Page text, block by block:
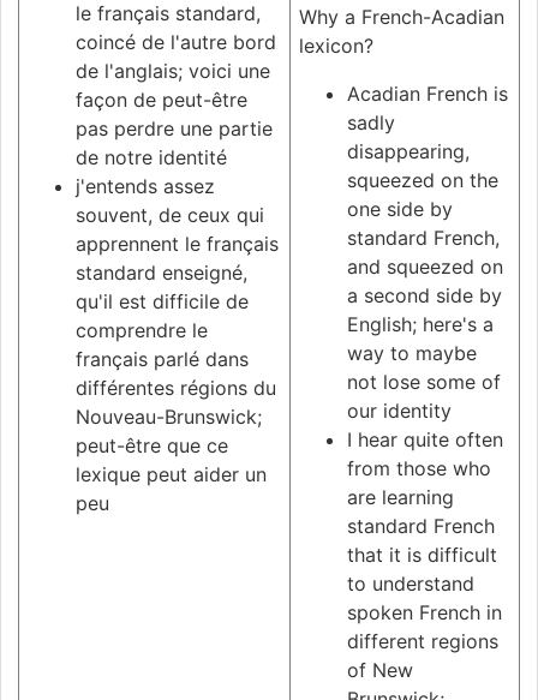
le français standard,
coincé de l'autre bord
de l'anglais; voici une
façon de peut-être
pas perdre une partie
de notre identité
j'entends assez
souvent, de ceux qui
apprennent le français
standard enseigné,
qu'il est difficile de
comprendre le
français parlé dans
différentes régions du
Nouveau-Brunswick;
peut-être que ce
lexique peut aider un
peu
Why a French-Acadian
lexicon?
Acadian French is
sadly
disappearing,
squeezed on the
one side by
standard French,
and squeezed on
a second side by
English; here's a
way to maybe
not lose some of
our identity
I hear quite often
from those who
are learning
standard French
that it is difficult
to understand
spoken French in
different regions
of New